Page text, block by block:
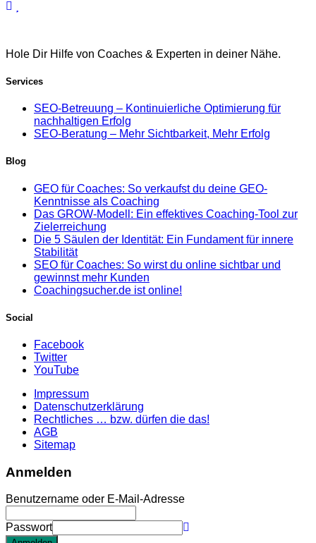
Hole Dir Hilfe von Coaches & Experten in deiner Nähe.
Services
SEO-Betreuung – Kontinuierliche Optimierung für
nachhaltigen Erfolg
SEO-Beratung – Mehr Sichtbarkeit, Mehr Erfolg
Blog
GEO für Coaches: So verkaufst du deine GEO-
Kenntnisse als Coaching
Das GROW-Modell: Ein effektives Coaching-Tool zur
Zielerreichung
Die 5 Säulen der Identität: Ein Fundament für innere
Stabilität
SEO für Coaches: So wirst du online sichtbar und
gewinnst mehr Kunden
Coachingsucher.de ist online!
Social
Facebook
Twitter
YouTube
Impressum
Datenschutzerklärung
Rechtliches … bzw. dürfen die das!
AGB
Sitemap
Anmelden
Benutzername oder E-Mail-Adresse
Passwort